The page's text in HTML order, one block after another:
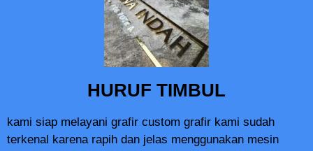
HURUF TIMBUL
kami siap melayani grafir custom grafir kami sudah
terkenal karena rapih dan jelas menggunakan mesin